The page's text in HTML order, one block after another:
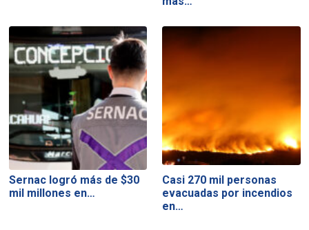
Sernac logró más de $30
mil millones en…
Casi 270 mil personas
evacuadas por incendios
en…